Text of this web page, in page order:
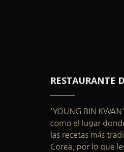
RESTAURANTE
'YOUNG BIN
como el lugar
las recetas más
Corea, por lo que